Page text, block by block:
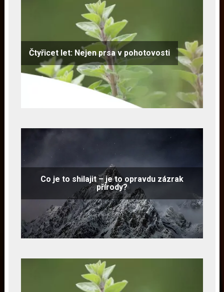
Čtyřicet let: Nejen prsa v pohotovosti
Co je to shilajit – je to opravdu zázrak
přírody?